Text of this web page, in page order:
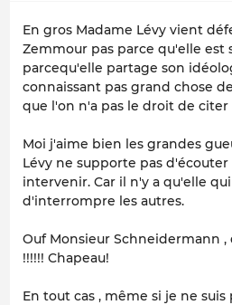
En gros Madame Lévy vient
Zemmour pas parce qu'elle est
parcequ'elle partage son
connaissant pas grand chose
que l'on n'a pas le droit de
Moi j'aime bien les grandes
Lévy ne supporte pas
intervenir. Car il n'y a qu'elle
d'interrompre les autres.
Ouf Monsieur Schneidermann
!!!!!! Chapeau!
En tout cas , même si je ne